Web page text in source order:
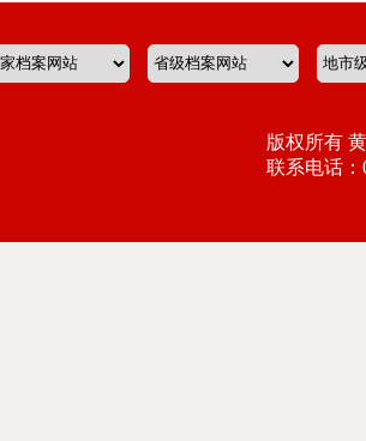
版权所有
联系电话：